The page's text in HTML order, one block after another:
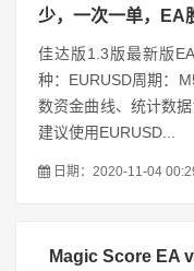
少，一次一单，EA
佳达版1.3版最新版
种：EURUSD周期：
数资金曲线、统计数
建议使用EURUSD...
日期：2020-11-04
Magic Score EA